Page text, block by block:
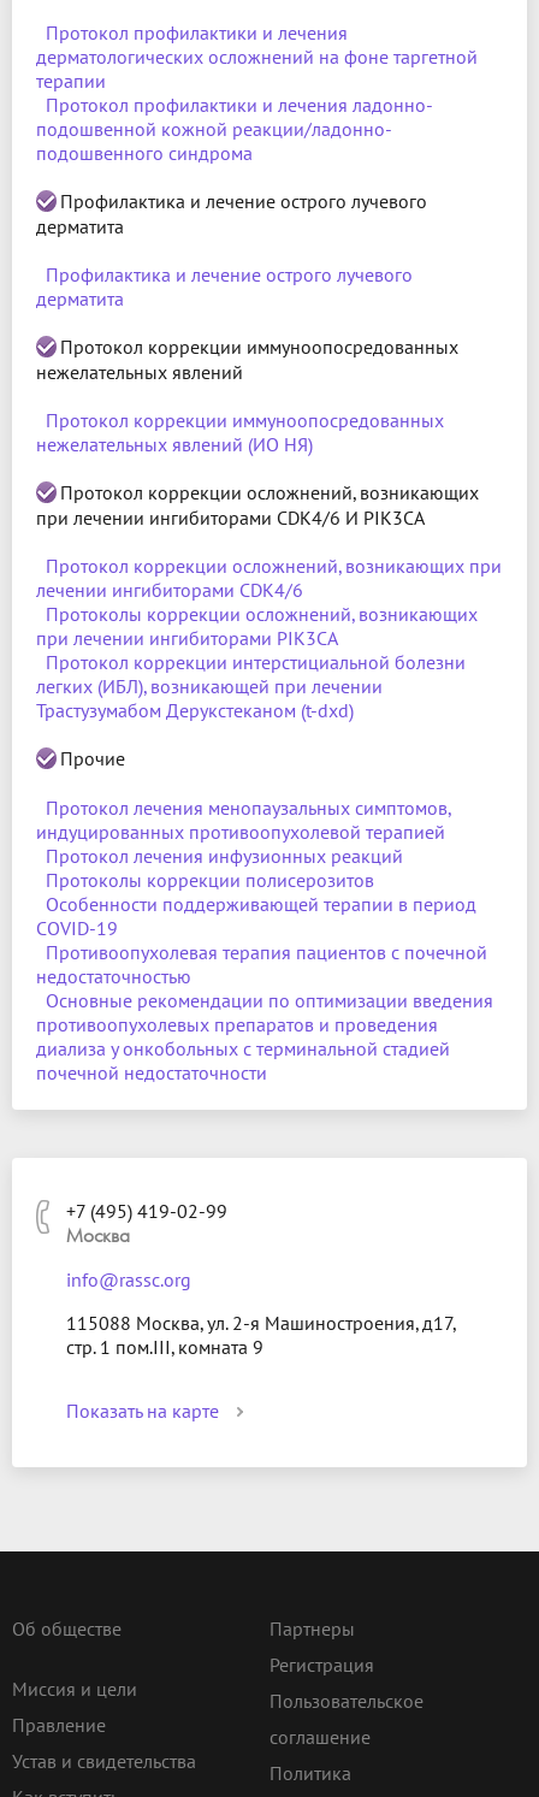
+7 (495) 419-02-99
Москва
info@rassc.org
115088 Москва, ул. 2-я Машиностроения, д17,
стр. 1 пом.III, комната 9
Показать на карте
Протокол профилактики и лечения
дерматологических осложнений на фоне таргетной
терапии
Протокол профилактики и лечения ладонно-
подошвенной кожной реакции/ладонно-
подошвенного синдрома
Профилактика и лечение острого лучевого
дерматита
Профилактика и лечение острого лучевого
дерматита
Протокол коррекции иммуноопосредованных
нежелательных явлений
Протокол коррекции иммуноопосредованных
нежелательных явлений (ИО НЯ)
Протокол коррекции осложнений, возникающих
при лечении ингибиторами CDK4/6 И PIK3CA
Протокол коррекции осложнений, возникающих при
лечении ингибиторами CDK4/6
Протоколы коррекции осложнений, возникающих
при лечении ингибиторами PIK3CA
Протокол коррекции интерстициальной болезни
легких (ИБЛ), возникающей при лечении
Трастузумабом Дерукстеканом (t-dxd)
Прочие
Протокол лечения менопаузальных симптомов,
индуцированных противоопухолевой терапией
Протокол лечения инфузионных реакций
Протоколы коррекции полисерозитов
Особенности поддерживающей терапии в период
COVID-19
Противоопухолевая терапия пациентов с почечной
недостаточностью
Основные рекомендации по оптимизации введения
противоопухолевых препаратов и проведения
диализа у онкобольных с терминальной стадией
почечной недостаточности
Об обществе
Миссия и цели
Правление
Устав и свидетельства
Партнеры
Регистрация
Пользовательское
соглашение
Политика